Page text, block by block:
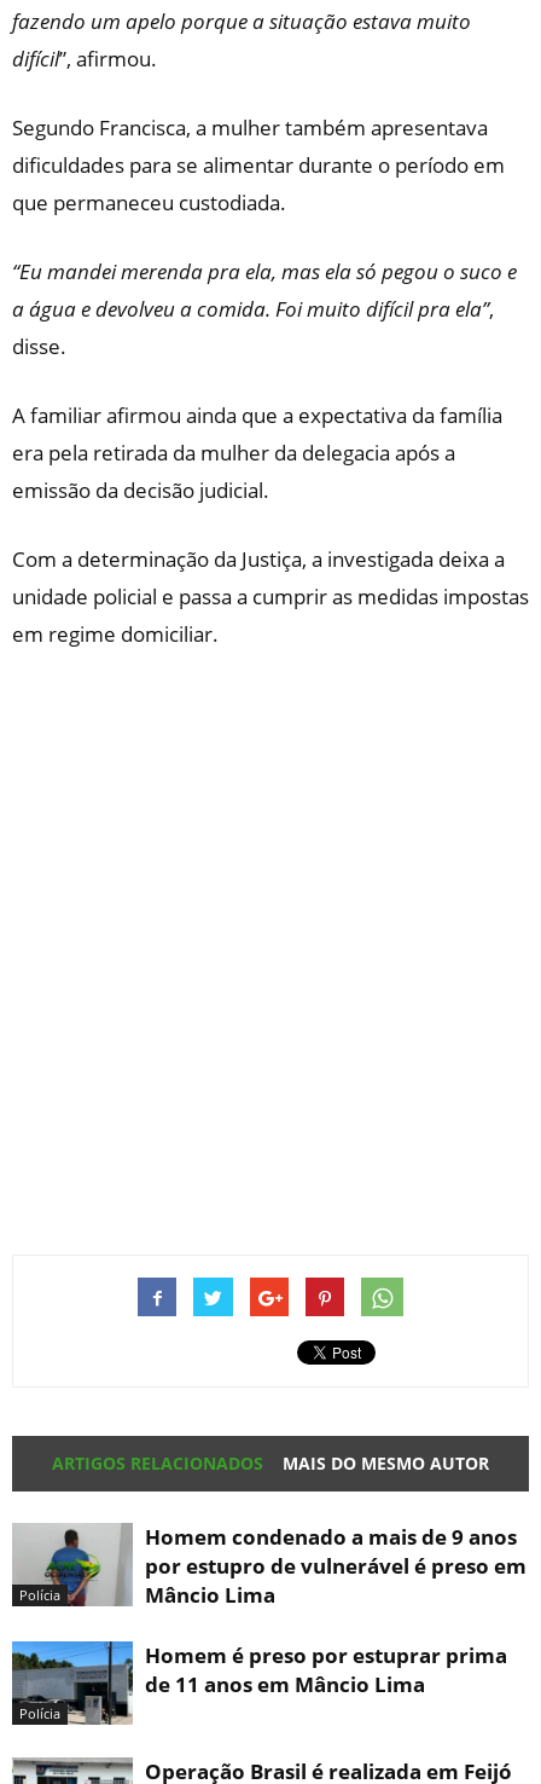
fazendo um apelo porque a situação estava muito
difícil”, afirmou.
Segundo Francisca, a mulher também apresentava
dificuldades para se alimentar durante o período em
que permaneceu custodiada.
“Eu mandei merenda pra ela, mas ela só pegou o suco e
a água e devolveu a comida. Foi muito difícil pra ela”,
disse.
A familiar afirmou ainda que a expectativa da família
era pela retirada da mulher da delegacia após a
emissão da decisão judicial.
Com a determinação da Justiça, a investigada deixa a
unidade policial e passa a cumprir as medidas impostas
em regime domiciliar.
ARTIGOS RELACIONADOS MAIS DO MESMO AUTOR
Polícia
Homem condenado a mais de 9 anos
por estupro de vulnerável é preso em
Mâncio Lima
Polícia
Homem é preso por estuprar prima
de 11 anos em Mâncio Lima
Operação Brasil é realizada em Feijó